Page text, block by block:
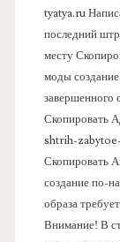
tyatya.ru
последний
месту
моды
завершенного
Скопировать
shtrih-
Скопировать
создание по-
образа
Внимание! В